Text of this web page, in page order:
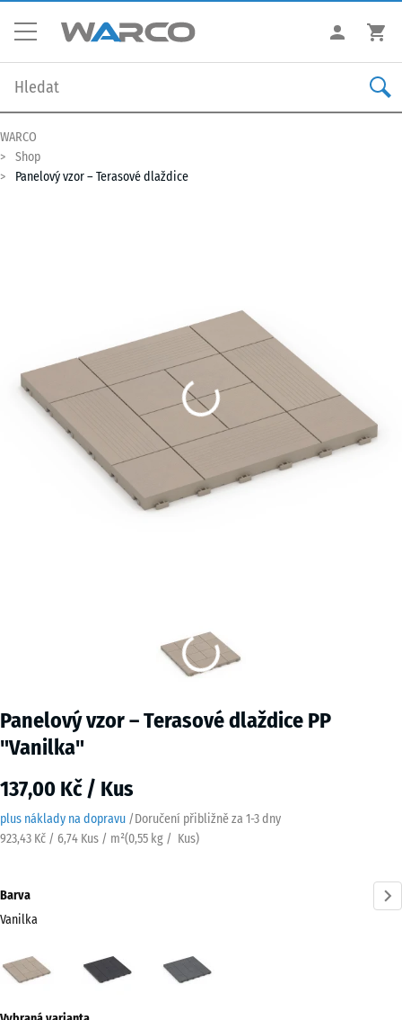
WARCO
Shop
Panelový vzor – Terasové dlaždice
Panelový vzor – Terasové dlaždice PP
"Vanilka"
137,00 Kč / Kus
plus náklady na dopravu /Doručení přibližně za 1-3 dny
923,43 Kč / 6,74 Kus / m²(0,55 kg / Kus)
Barva
Vanilka
(active)